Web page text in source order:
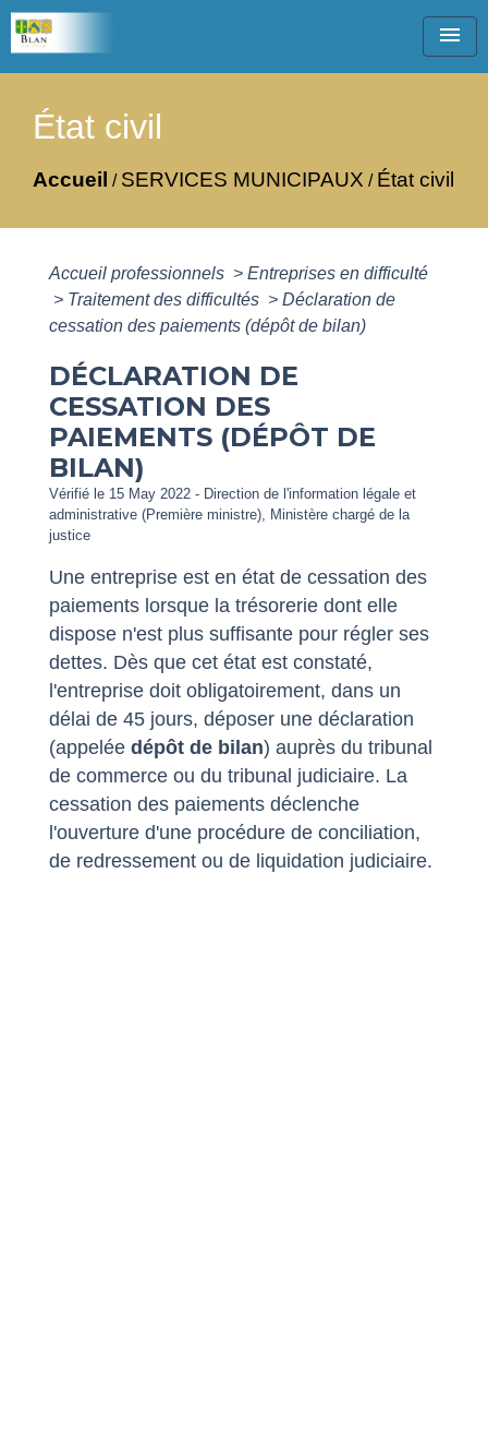
menu
État civil
Accueil / SERVICES MUNICIPAUX / État civil
Accueil professionnels > Entreprises en difficulté
> Traitement des difficultés > Déclaration de
cessation des paiements (dépôt de bilan)
DÉCLARATION DE
CESSATION DES
PAIEMENTS (DÉPÔT DE
BILAN)
Vérifié le 15 May 2022 - Direction de l'information légale et
administrative (Première ministre), Ministère chargé de la
justice
Une entreprise est en état de cessation des
paiements lorsque la trésorerie dont elle
dispose n'est plus suffisante pour régler ses
dettes. Dès que cet état est constaté,
l'entreprise doit obligatoirement, dans un
délai de 45 jours, déposer une déclaration
(appelée dépôt de bilan) auprès du tribunal
de commerce ou du tribunal judiciaire. La
cessation des paiements déclenche
l'ouverture d'une procédure de conciliation,
de redressement ou de liquidation judiciaire.